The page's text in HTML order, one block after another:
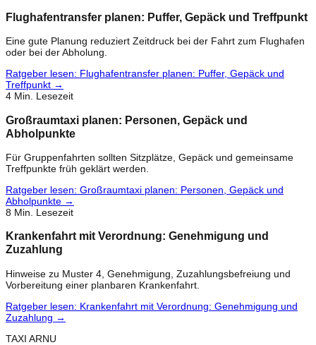
Flughafentransfer planen: Puffer, Gepäck und Treffpunkt
Eine gute Planung reduziert Zeitdruck bei der Fahrt zum Flughafen
oder bei der Abholung.
Ratgeber lesen: Flughafentransfer planen: Puffer, Gepäck und
Treffpunkt →
4 Min. Lesezeit
Großraumtaxi planen: Personen, Gepäck und
Abholpunkte
Für Gruppenfahrten sollten Sitzplätze, Gepäck und gemeinsame
Treffpunkte früh geklärt werden.
Ratgeber lesen: Großraumtaxi planen: Personen, Gepäck und
Abholpunkte →
8 Min. Lesezeit
Krankenfahrt mit Verordnung: Genehmigung und
Zuzahlung
Hinweise zu Muster 4, Genehmigung, Zuzahlungsbefreiung und
Vorbereitung einer planbaren Krankenfahrt.
Ratgeber lesen: Krankenfahrt mit Verordnung: Genehmigung und
Zuzahlung →
TAXI ARNU